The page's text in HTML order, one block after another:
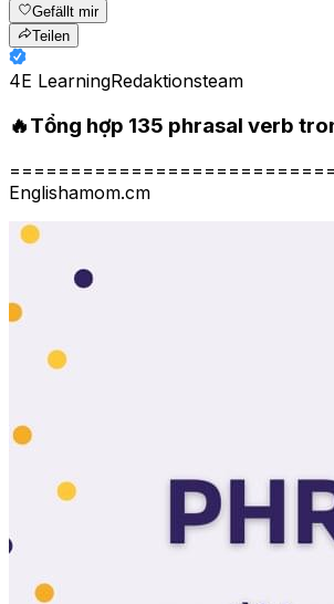
Gefällt mir
Teilen
4E LearningRedaktionsteam
🔥Tổng hợp 135 phrasal verb
Englishamom.cm